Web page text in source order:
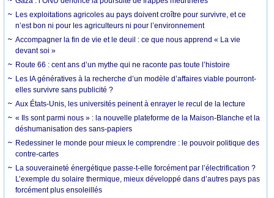
Les exploitations agricoles au pays doivent croître pour survivre, et ce
n’est bon ni pour les agriculteurs ni pour l’environnement
Accompagner la fin de vie et le deuil : ce que nous apprend « La vie
devant soi »
Route 66 : cent ans d’un mythe qui ne raconte pas toute l’histoire
Les IA génératives à la recherche d’un modèle d’affaires viable pourront-
elles survivre sans publicité ?
Aux États-Unis, les universités peinent à enrayer le recul de la lecture
« Ils sont parmi nous » : la nouvelle plateforme de la Maison-Blanche et la
déshumanisation des sans-papiers
Redessiner le monde pour mieux le comprendre : le pouvoir politique des
contre-cartes
La souveraineté énergétique passe-t-elle forcément par l’électrification ?
L’exemple du solaire thermique, mieux développé dans d’autres pays pas
forcément plus ensoleillés